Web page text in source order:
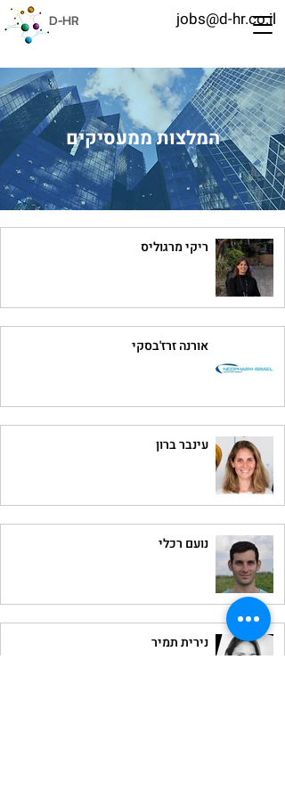
D-HR jobs@d-hr.co.il
המלצות ממעסיקים
ריקי מרגוליס
אורנה זרז'בסקי
עינבר ברון
נועם רכלי
נירית תמיר